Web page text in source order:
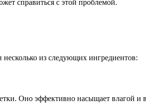
справиться с этой проблемой.
из следующих ингредиентов:
Оно эффективно насыщает влагой